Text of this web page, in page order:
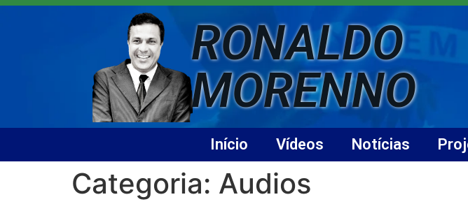
RONALDO
MORENNO
Início Vídeos Notícias
Categoria: Audios